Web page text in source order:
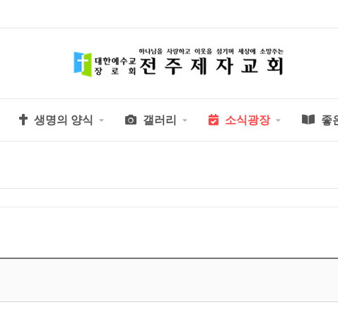
생명의 양식 갤러리 소식광장 좋